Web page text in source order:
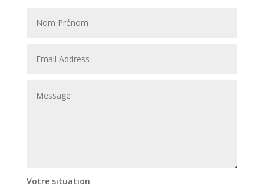
Votre situation